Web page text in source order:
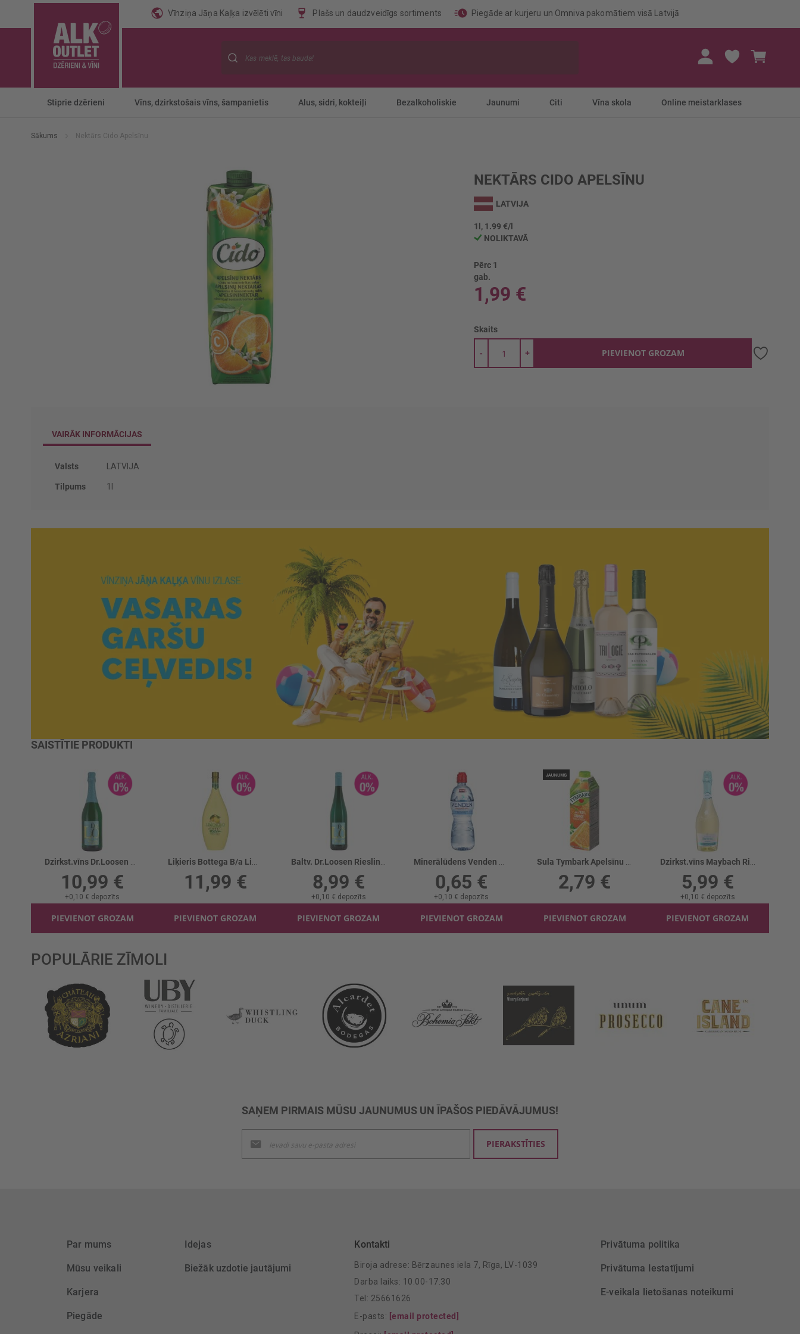
Vīnziņa Jāņa Kaļķa izvēlēti vīni Plašs un daudzveidīgs sortiments Piegāde ar kurjeru un Omniva pakomātiem visā Latvijā
Stiprie dzērieni Vīns, dzirkstošais vīns, šampanietis Alus, sidri, kokteiļi Bezalkoholiskie Jaunumi Citi Vīna skola Online meistarklases
Sākums Nektārs Cido Apelsīnu
NEKTĀRS CIDO APELSĪNU
sākumu
LATVIJA
1l, 1.99 €/l
NOLIKTAVĀ
Pērc 1
gab.
1,99 €
Skaits
+
- PIEVIENOT GROZAM
VAIRĀK INFORMĀCIJAS
Vairāk
Valsts LATVIJA
Tilpums 1l
SAISTĪTIE PRODUKTI
Dzirkst.vīns Dr.Loosen B/a 0%
10,99 €
+0,10 € depozīts
PIEVIENOT GROZAM
Liķieris Bottega B/a Limoncino 0%
11,99 €
PIEVIENOT GROZAM
Baltv. Dr.Loosen Riesling B/a 0%
8,99 €
+0,10 € depozīts
PIEVIENOT GROZAM
Minerālūdens Venden Sport negāzēts
0,65 €
+0,10 € depozīts
PIEVIENOT GROZAM
Sula Tymbark Apelsīnu sula 100%
2,79 €
PIEVIENOT GROZAM
Dzirkst.vīns Maybach Riesling B/a 0%
5,99 €
+0,10 € depozīts
PIEVIENOT GROZAM
POPULĀRIE ZĪMOLI
SAŅEM PIRMAIS MŪSU JAUNUMUS UN ĪPAŠOS PIEDĀVĀJUMUS!
jaunumu
saņemšanai:
PIERAKSTĪTIES
Par mums
Mūsu veikali
Karjera
Piegāde
Idejas
Biežāk uzdotie jautājumi
Kontakti
Biroja adrese: Bērzaunes iela 7, Rīga, LV-1039
Darba laiks: 10.00-17.30
Tel: 25661626
E-pasts: [email protected]
Privātuma politika
Privātuma Iestatījumi
E-veikala lietošanas noteikumi